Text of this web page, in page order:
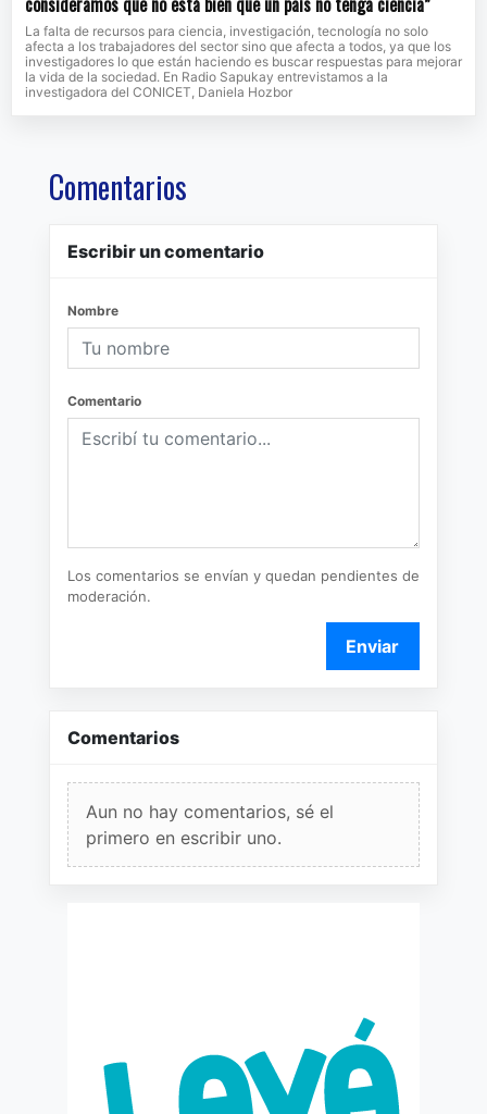
La falta de recursos para ciencia, investigación, tecnología no solo
afecta a los trabajadores del sector sino que afecta a todos, ya que los
investigadores lo que están haciendo es buscar respuestas para mejorar
la vida de la sociedad. En Radio Sapukay entrevistamos a la
investigadora del CONICET, Daniela Hozbor
Comentarios
Escribir un comentario
Nombre
Comentario
Los comentarios se envían y quedan pendientes de
moderación.
Enviar
Comentarios
Aun no hay comentarios, sé el
primero en escribir uno.